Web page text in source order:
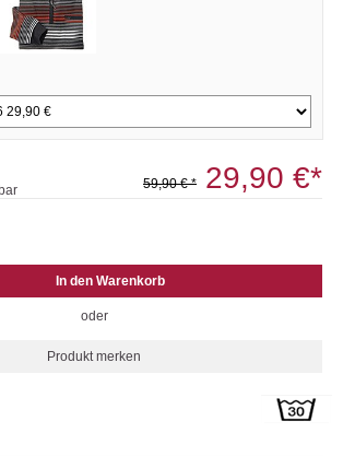
59,90 € * 29,90 €*
oder